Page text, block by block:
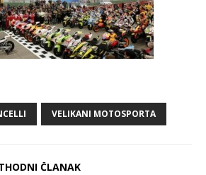
VELIKANI MOTOSPORTA
ČLANAK